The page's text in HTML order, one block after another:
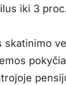
iki 3
skatinimo